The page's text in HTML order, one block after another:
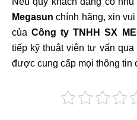
Megasun chính hãng, xin
củaCông ty TNHH SX
tiếp kỹ thuật viên tư vấn qua
được cung cấp mọi thông tin